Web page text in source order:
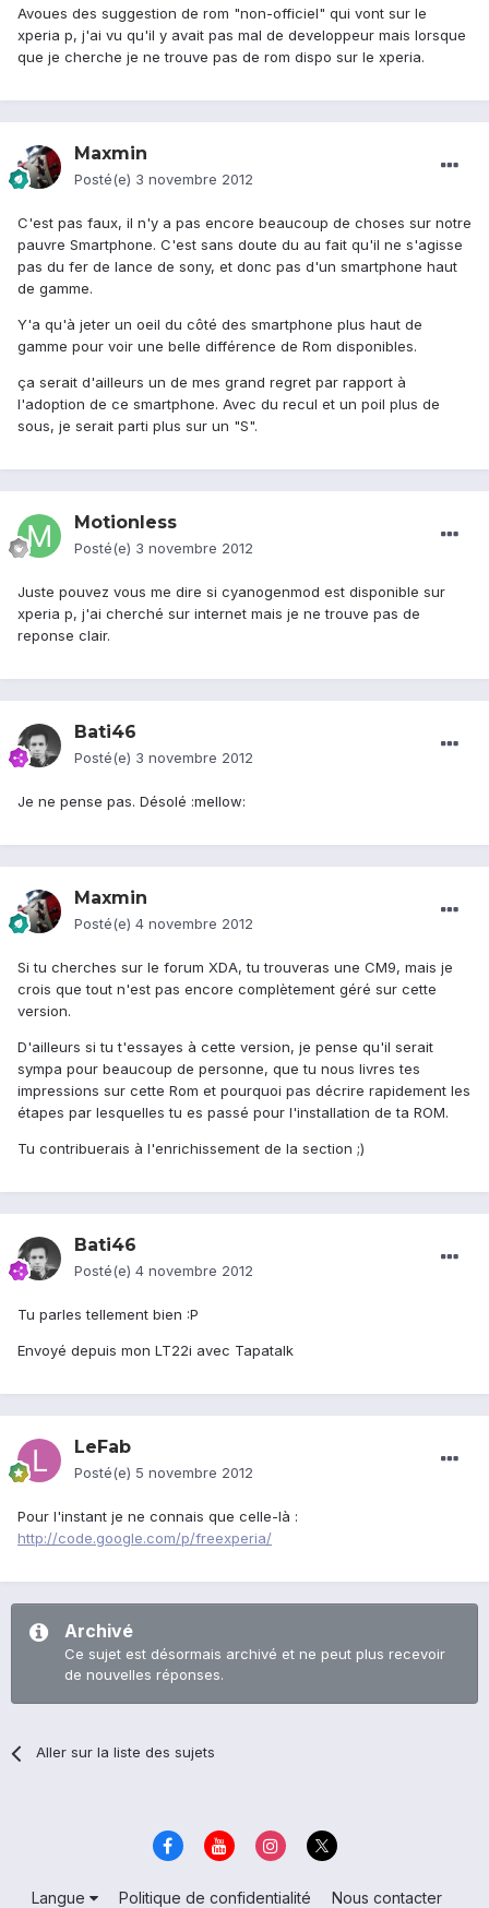
Avoues des suggestion de rom "non-officiel" qui vont sur le
xperia p, j'ai vu qu'il y avait pas mal de developpeur mais lorsque
que je cherche je ne trouve pas de rom dispo sur le xperia.
Maxmin
Posté(e) 3 novembre 2012
C'est pas faux, il n'y a pas encore beaucoup de choses sur notre
pauvre Smartphone. C'est sans doute du au fait qu'il ne s'agisse
pas du fer de lance de sony, et donc pas d'un smartphone haut
de gamme.
Y'a qu'à jeter un oeil du côté des smartphone plus haut de
gamme pour voir une belle différence de Rom disponibles.
ça serait d'ailleurs un de mes grand regret par rapport à
l'adoption de ce smartphone. Avec du recul et un poil plus de
sous, je serait parti plus sur un "S".
Motionless
Posté(e) 3 novembre 2012
Juste pouvez vous me dire si cyanogenmod est disponible sur
xperia p, j'ai cherché sur internet mais je ne trouve pas de
reponse clair.
Bati46
Posté(e) 3 novembre 2012
Je ne pense pas. Désolé :mellow:
Maxmin
Posté(e) 4 novembre 2012
Si tu cherches sur le forum XDA, tu trouveras une CM9, mais je
crois que tout n'est pas encore complètement géré sur cette
version.
D'ailleurs si tu t'essayes à cette version, je pense qu'il serait
sympa pour beaucoup de personne, que tu nous livres tes
impressions sur cette Rom et pourquoi pas décrire rapidement les
étapes par lesquelles tu es passé pour l'installation de ta ROM.
Tu contribuerais à l'enrichissement de la section ;)
Bati46
Posté(e) 4 novembre 2012
Tu parles tellement bien :P
Envoyé depuis mon LT22i avec Tapatalk
LeFab
Posté(e) 5 novembre 2012
Pour l'instant je ne connais que celle-là :
http://code.google.com/p/freexperia/
Archivé
Ce sujet est désormais archivé et ne peut plus recevoir
de nouvelles réponses.
Aller sur la liste des sujets
Langue Politique de confidentialité Nous contacter